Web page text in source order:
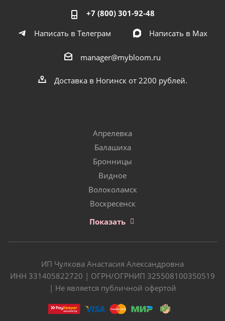
+7 (800) 301-92-48
Написать в Телеграм
Написать в Мах
manager@mybloom.ru
Доставка в Ногинск от 2200 рублей.
Апрелевка
Балашиха
Бронницы
Видное
Волоколамск
Воскресенск
Показать
ИП Чулкова Анастасия Александровна
ИНН 331405822720 | ОГРН/ОГРНИП 325508100350519
| Не является публичной офертой